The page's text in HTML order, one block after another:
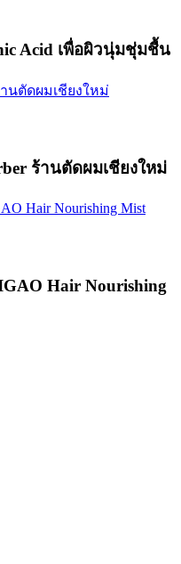
Acid เพื่อผิวนุ่มชุ่มชื้น
ร้านตัดผมเชียงใหม่
Hair Nourishing